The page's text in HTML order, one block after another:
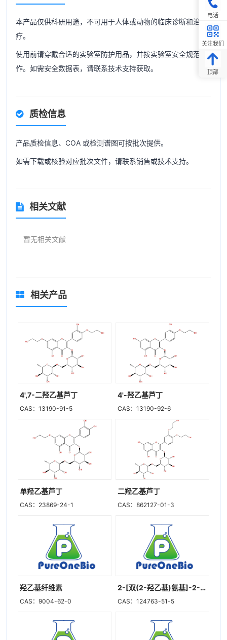
本产品仅供科研用途，不可用于人体或动物的临床诊断和治
疗。
使用前请穿戴合适的实验室防护用品，并按实验室安全规范操
作。如需安全数据表，请联系技术支持获取。
质检信息
产品质检信息、COA 或检测谱图可按批次提供。
如需下载或核验对应批次文件，请联系销售或技术支持。
相关文献
暂无相关文献
相关产品
4',7-二羟乙基芦丁
CAS：13190-91-5
4'-羟乙基芦丁
CAS：13190-92-6
单羟乙基芦丁
CAS：23869-24-1
二羟乙基芦丁
CAS：862127-01-3
羟乙基纤维素
CAS：9004-62-0
2-[双(2-羟乙基)氨基]-2-(羟甲基)-1,3-丙二醇盐酸盐
CAS：124763-51-5
电话
关注我们
顶部